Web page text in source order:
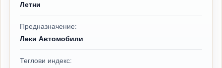
Летни
Предназначение:
Леки Автомобили
Теглови индекс: